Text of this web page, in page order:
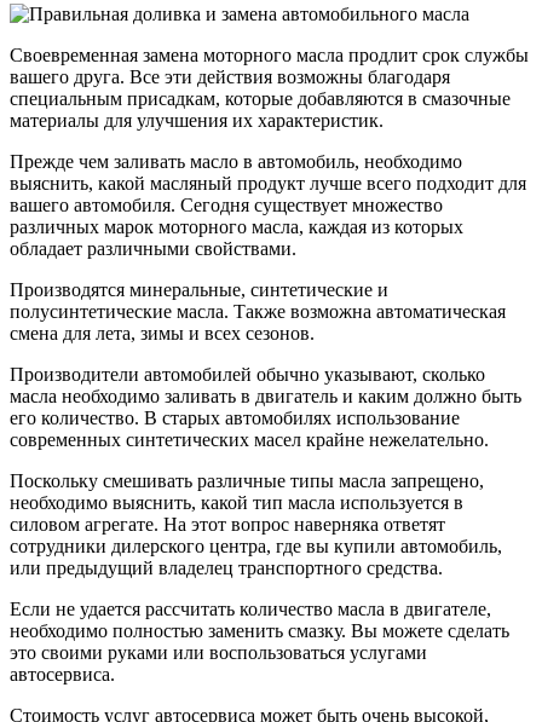
Своевременная замена моторного масла продлит срок службы
вашего друга. Все эти действия возможны благодаря
специальным присадкам, которые добавляются в смазочные
материалы для улучшения их характеристик.
Прежде чем заливать масло в автомобиль, необходимо
выяснить, какой масляный продукт лучше всего подходит для
вашего автомобиля. Сегодня существует множество
различных марок моторного масла, каждая из которых
обладает различными свойствами.
Производятся минеральные, синтетические и
полусинтетические масла. Также возможна автоматическая
смена для лета, зимы и всех сезонов.
Производители автомобилей обычно указывают, сколько
масла необходимо заливать в двигатель и каким должно быть
его количество. В старых автомобилях использование
современных синтетических масел крайне нежелательно.
Поскольку смешивать различные типы масла запрещено,
необходимо выяснить, какой тип масла используется в
силовом агрегате. На этот вопрос наверняка ответят
сотрудники дилерского центра, где вы купили автомобиль,
или предыдущий владелец транспортного средства.
Если не удается рассчитать количество масла в двигателе,
необходимо полностью заменить смазку. Вы можете сделать
это своими руками или воспользоваться услугами
автосервиса.
Стоимость услуг автосервиса может быть очень высокой,